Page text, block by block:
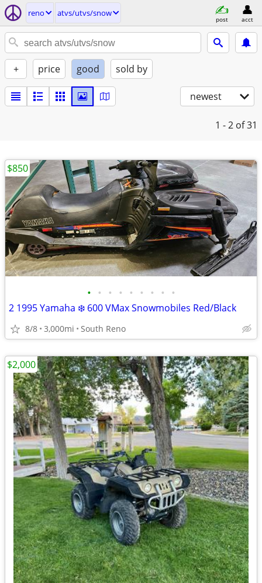
reno atvs/utvs/snow
post acct
+ price good sold by
newest
1 - 2 of 31
• • • • • • • • •
2 1995 Yamaha ❄️ 600 VMax Snowmobiles Red/Black
8/8 3,000mi South Reno
$850
$2,000